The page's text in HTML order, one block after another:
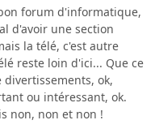
forum d'informatique,
d'avoir une section
la télé, c'est autre
reste loin d'ici... Que ce
ok,
ou intéressant, ok.
non, non et non !